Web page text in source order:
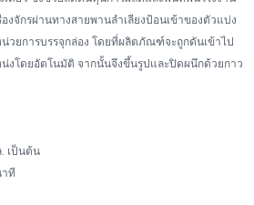
จักรผ่านทางสายพานลำเลียงป้อนเข้าของตัวแบ่ง
วยการบรรจุกล่อง โดยที่ผลิตภัณฑ์จะถูกดันเข้าไป
งโดยอัตโนมัติ จากนั้นจึงขึ้นรูปและปิดผนึกด้วยกาว
เป็นต้น
ที